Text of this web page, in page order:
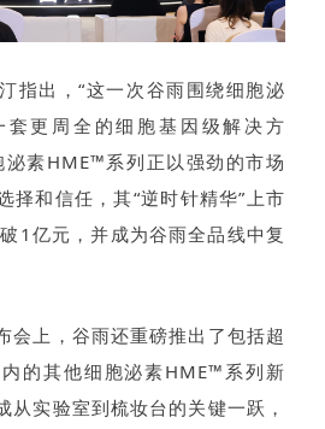
指出，“这一次谷雨围绕细胞泌
更周全的细胞基因级解决方
泌素HME™系列正以强劲的市场
择和信任，其“逆时针精华”上市
1亿元，并成为谷雨全品线中复
会上，谷雨还重磅推出了包括超
的其他细胞泌素HME™系列新
从实验室到梳妆台的关键一跃，